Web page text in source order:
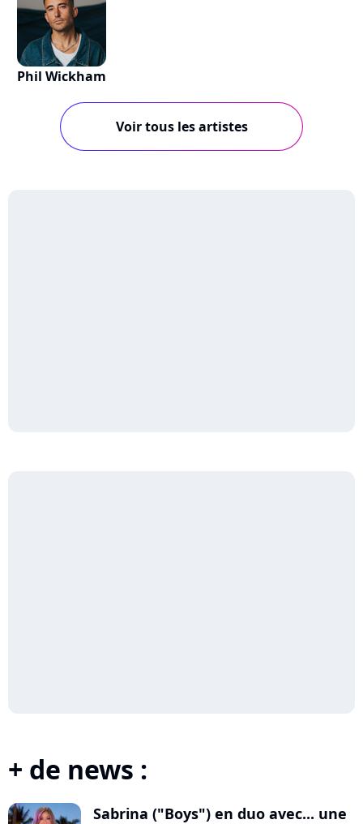
Phil Wickham
Voir tous les artistes
+ de news :
Sabrina ("Boys") en duo avec... une